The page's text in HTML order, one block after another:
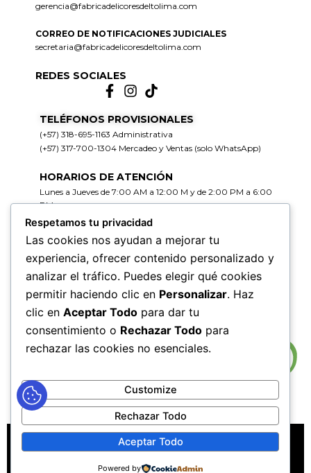
gerencia@fabricadelicoresdeltolima.com
CORREO DE NOTIFICACIONES JUDICIALES
secretaria@fabricadelicoresdeltolima.com
REDES SOCIALES
TELÉFONOS PROVISIONALES
(+57) 318-695-1163 Administrativa
(+57) 317-700-1304 Mercadeo y Ventas (solo WhatsApp)
HORARIOS DE ATENCIÓN
Lunes a Jueves de 7:00 AM a 12:00 M y de 2:00 PM a 6:00
PM
Viernes de 7:00 AM a 12:00 M y de 2:00 PM a 5:00 PM
HORARIOS DE RADICACIÓN DE
CORRESPONDENCIA
Lunes a Jueves de 7:30 AM a 11:30 AM y de 2:00 PM a 5:00
PM
Viernes de 7:30 AM a 11:30 PM y de 2:00 PM a 4:00 PM
MAPA DEL SITIOPOLÍTICAS DE PRIVACIDAD
POLÍTICAS DE DERECHOS DE AUTOR
Respetamos tu privacidad
Las cookies nos ayudan a mejorar tu
experiencia, ofrecer contenido personalizado y
analizar el tráfico. Puedes elegir qué cookies
permitir haciendo clic en Personalizar. Haz
clic en Aceptar Todo para dar tu
consentimiento o Rechazar Todo para
rechazar las cookies no esenciales.
Customize
Rechazar Todo
Aceptar Todo
Powered by